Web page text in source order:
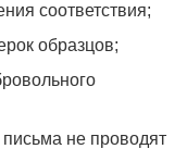
соответствия;
образцов;
не проводят